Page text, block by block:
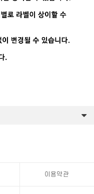
이용약관